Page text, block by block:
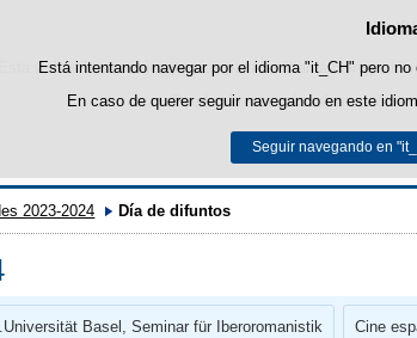
Esta web utiliza cookies propias para facilitar la
Puede obtener más información
Aceptar
Está intentando navegar por el idioma "it_CH" pero
En caso de querer seguir navegando en este
Seguir navegando en
2023-2024 Día de difuntos
Basel, Seminar für Iberoromanistik Cine